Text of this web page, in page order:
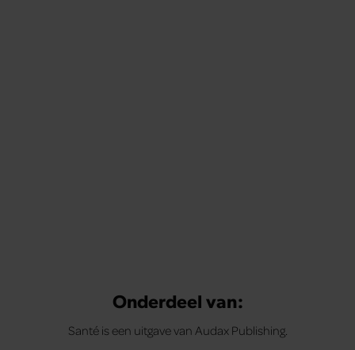
Onderdeel van:
Santé is een uitgave van Audax Publishing.